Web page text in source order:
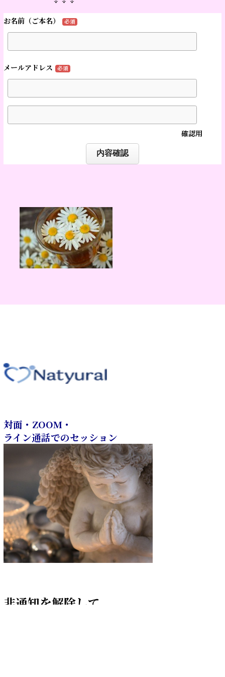
お名前（ご本名） 必須
メールアドレス 必須
確認用
内容確認
対面・ZOOM・
ライン通話でのセッション
非通知を解除して